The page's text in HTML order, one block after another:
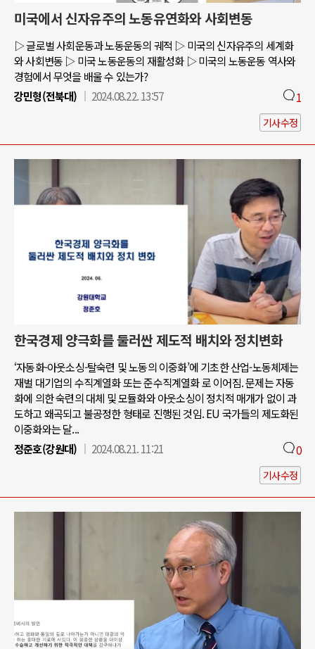
미국에서 신자유주의 노동유연화와 사회변동
▷ 글로벌 사회운동과 노동운동의 궤적 ▷ 미국의 신자유주의 세계화
와 사회변동 ▷ 미국 노동운동의 재활성화 ▷ 미국의 노동운동 역사와
경험에서 무엇을 배울 수 있는가?
강민형(전북대)
2024.08.22. 13:57 1
기사수정
한국경제 양극화를 둘러싼 제도적 배치와 정치변화
‘자동화-아웃소싱-탈숙련 및 노동의 이중화’에 기초한 산업-노동체제는
재벌 대기업의 수직계열화 또는 준수직계열화 로 이어짐. 문제는 자동
화에 의한 숙련의 대체 및 모듈화와 아웃소싱이 정치적 매개가 없이 과
도하고 왜곡되고 불공정한 형태로 진행된 것임. EU 국가들의 제도화된
이중화와는 달...
정준호(강원대)
2024.08.21. 11:21 0
기사수정